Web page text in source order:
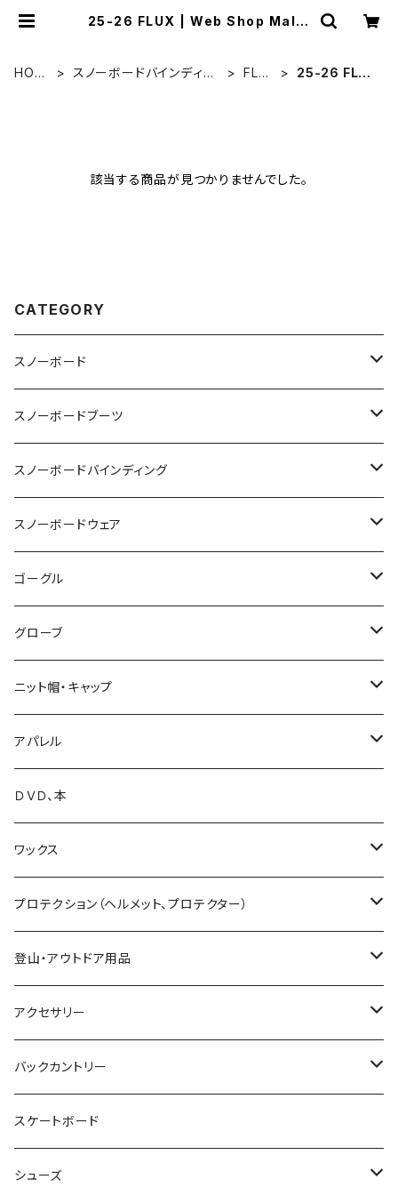
25-26 FLUX | Web Shop Malla
HOM
スノーボードバインディン
FLU
25-26 FLU
該当する商品が見つかりませんでした。
CATEGORY
スノーボード
OGASAKA
24-25 OGASAKA
25-26 OGASAKA
SCOOTER
24-25 SCOOTER
25-26 SCOOTER
YONEX
23-24 YONEX
24-25 YONEX
011 Artistic
BC STREAM
23-24 BC STREAM
24-25 BC STREAM
UNIT
23-24 UNIT
24-25 UNIT
GENTEMSTICK
18-19 GENTEMSTICK
19-20 GENTEMSTICK
FIELDEARTH
CAPITA
MOSS snowboards
23-24 MOSS Snowboards
24-25 MOSS Snowboards
CROOJA
24-25 CROOJA
25-26 CROOJA
SPREAD
23-24 SPREAD
24-25 SPREAD
GREEN.LAB
24-25 GREEN.LAB
LIB TECH
SALOMON
スノーボードブーツ
DEELUXE
24-25 DEELUXE
25-26 DEELUXE
BURTON
K2 TT snowsurfer boots
23-24 K2 TT Snowsurfer Boots
24-25 K2 TT Snowsufer Boots
スノーボードバインディング
BURTON
UNION
24-25 UNION
25-26 UNION
FLUX
24-25 FLUX
25-26 FLUX
SP BINDING
NOW BINDINGS
SPARK R&D
Karakoram
SALOMON
YONEX
PLATE PIA
FLEX BOOSTER TOOL
スノーボードウェア
VOLCOM
GREEN CLOTHING
DAKAINE
P.RHYTHM
TETON BROS.
ゴーグル
OAKLEY
DRAGON
DICE
BANK
GOODMAN
SWANS
SMITH GOGGLE
グローブ
EB'S
VOLCOM
DAKINE
HESTRA
ニット帽・キャップ
LADE Beanie
ファイントラック
GENTEMSTICK
アパレル
VOLCOM
GREEN CLOTHING
LADE Clothing
バンザイペイント
ＤＶＤ、本
ワックス
GALLIUM WAX
固形ワックス（フッ素無し）
固形ワックス（フッ素あり）
COSLABO WAX
プロテクション（ヘルメット、プロテクター）
BERN HELMET
sandbox helmet
EB'S
DICE HELMET
Gallium wax
登山・アウトドア用品
トレッキングシューズ
SCARPA
レインウェア
フィントラック
ベースレイヤー
ファイントラック
テント
アクセサリー
サングラス
オークリー
DICE
バッグ
eb's
小物
バックカントリー
ＭＳＲ
スノーシュー
Black Diamond
スケートボード
シューズ